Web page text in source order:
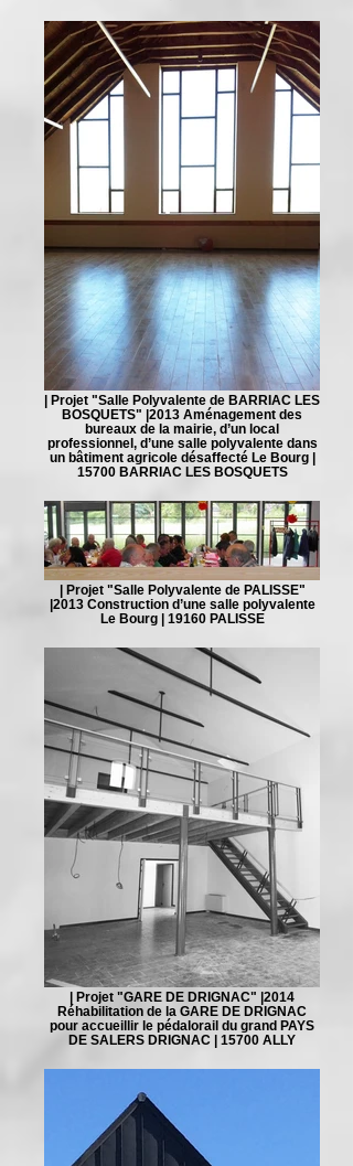
| Projet "Salle Polyvalente de BARRIAC LES
BOSQUETS" |2013 Aménagement des
bureaux de la mairie, d’un local
professionnel, d’une salle polyvalente dans
un bâtiment agricole désaffecté Le Bourg |
15700 BARRIAC LES BOSQUETS
| Projet "Salle Polyvalente de PALISSE"
|2013 Construction d’une salle polyvalente
Le Bourg | 19160 PALISSE
| Projet "GARE DE DRIGNAC" |2014
Réhabilitation de la GARE DE DRIGNAC
pour accueillir le pédalorail du grand PAYS
DE SALERS DRIGNAC | 15700 ALLY